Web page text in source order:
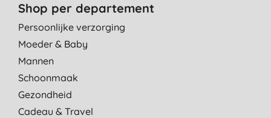
Shop per departement
Persoonlijke verzorging
Moeder & Baby
Mannen
Schoonmaak
Gezondheid
Cadeau & Travel